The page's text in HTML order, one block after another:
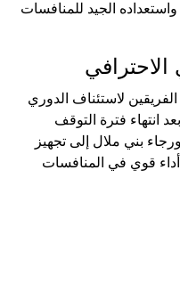
واستعداده الجيد للمنافسات
لاستئناف الدوري
انتهاء فترة التوقف
بني ملال إلى تجهيز
قوي في المنافسات